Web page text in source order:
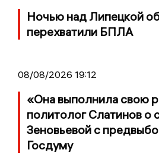
Ночью над Липецкой
перехватили БПЛА
08/08/2026 19:12
«Она выполнила свою
политолог Слатинов о
Зеновьевой с
Госдуму